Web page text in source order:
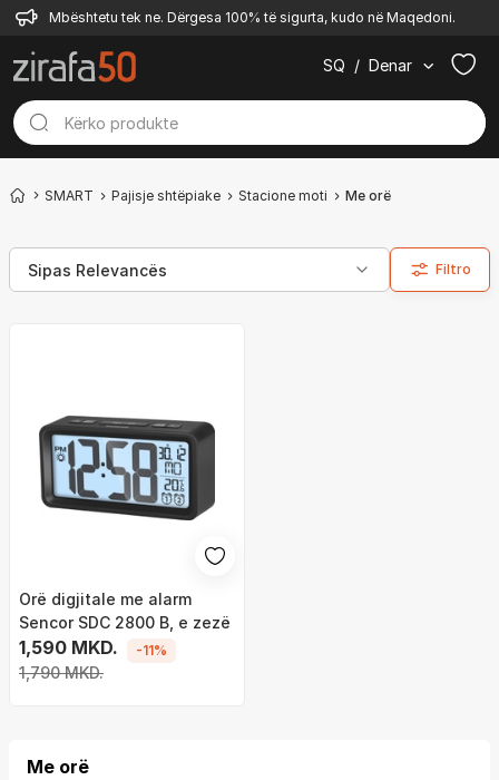
Mbështetu tek ne. Dërgesa 100% të sigurta, kudo në Maqedoni.
SQ / Denar
SMART Pajisje shtëpiake Stacione moti Me orë
Filtro
Orë digjitale me alarm
Sencor SDC 2800 B, e zezë
1,590 MKD.
1,790 MKD.
-11%
Me orë